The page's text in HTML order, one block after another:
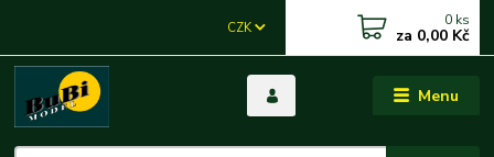
Menu
CZK 0 ks
za 0,00 Kč